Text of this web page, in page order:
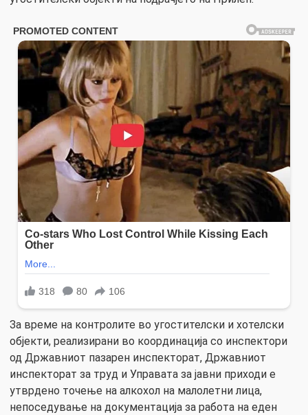
За време на контролите во угостителски и хотелски
објекти, реализирани во координација со инспектори
од Државниот пазарен инспекторат, Државниот
инспекторат за труд и Управата за јавни приходи е
утврдено точење на алкохол на малолетни лица,
непоседување на документација за работа на еден